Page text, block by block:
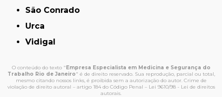
São Conrado
Urca
Vidigal
O conteúdo do texto "Empresa Especialista em Medicina e Segurança do
Trabalho Rio de Janeiro" é de direito reservado. Sua reprodução, parcial ou total,
mesmo citando nossos links, é proibida sem a autorização do autor. Crime de
violação de direito autoral – artigo 184 do Código Penal – Lei 9610/98 - Lei de direitos
autorais.